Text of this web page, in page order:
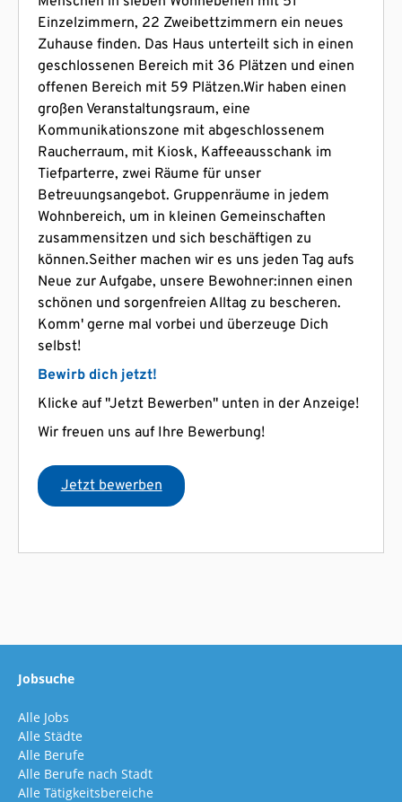
Jobsuche
Alle Jobs
Alle Städte
Alle Berufe
Alle Berufe nach Stadt
Alle Tätigkeitsbereiche